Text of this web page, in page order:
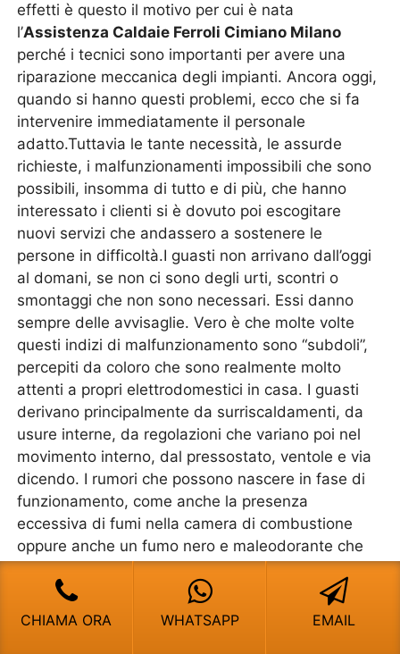
effetti è questo il motivo per cui è nata
l’Assistenza Caldaie Ferroli Cimiano Milano
perché i tecnici sono importanti per avere una
riparazione meccanica degli impianti. Ancora oggi,
quando si hanno questi problemi, ecco che si fa
intervenire immediatamente il personale
adatto.Tuttavia le tante necessità, le assurde
richieste, i malfunzionamenti impossibili che sono
possibili, insomma di tutto e di più, che hanno
interessato i clienti si è dovuto poi escogitare
nuovi servizi che andassero a sostenere le
persone in difficoltà.I guasti non arrivano dall’oggi
al domani, se non ci sono degli urti, scontri o
smontaggi che non sono necessari. Essi danno
sempre delle avvisaglie. Vero è che molte volte
questi indizi di malfunzionamento sono “subdoli”,
percepiti da coloro che sono realmente molto
attenti a propri elettrodomestici in casa. I guasti
derivano principalmente da surriscaldamenti, da
usure interne, da regolazioni che variano poi nel
movimento interno, dal pressostato, ventole e via
dicendo. I rumori che possono nascere in fase di
funzionamento, come anche la presenza
eccessiva di fumi nella camera di combustione
oppure anche un fumo nero e maleodorante che
fuoriesce dalle canne fumarie, portano ad avere
delle anomalie che possono poi provvedere a
creare dei malfunzionamenti e poi dei guasti molto
CHIAMA ORA WHATSAPP EMAIL